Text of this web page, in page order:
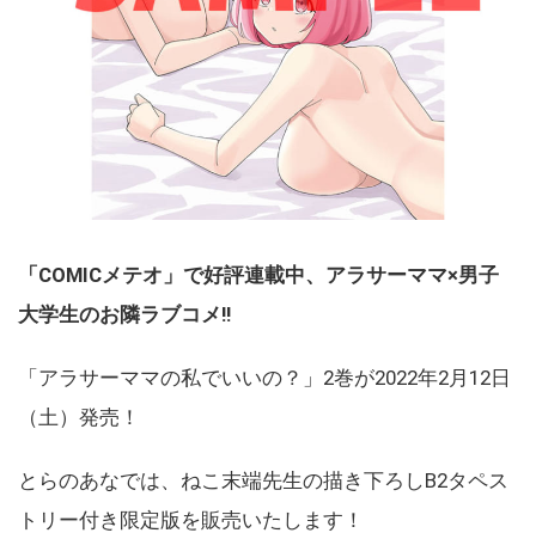
「COMICメテオ」で好評連載中、アラサーママ×男子
大学生のお隣ラブコメ!!
「アラサーママの私でいいの？」2巻が2022年2月12日
（土）発売！
とらのあなでは、ねこ末端先生の描き下ろしB2タペス
トリー付き限定版を販売いたします！